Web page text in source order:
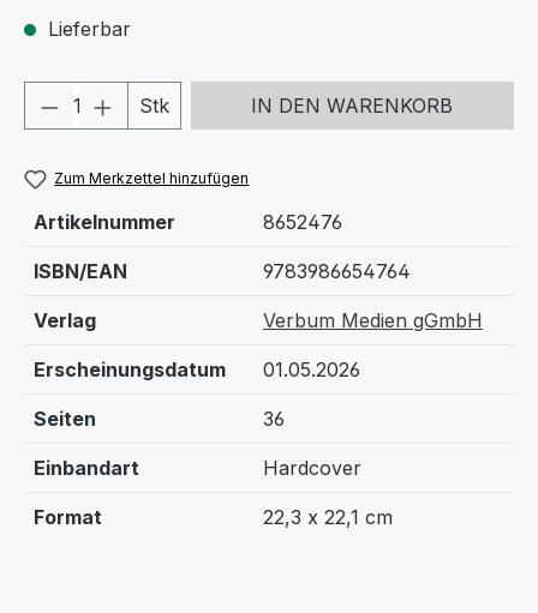
Lieferbar
Produkt Anzahl: Gib den
Stk IN DEN WARENKORB
Zum Merkzettel hinzufügen
Artikelnummer 8652476
ISBN/EAN 9783986654764
Verlag Verbum Medien gGmbH
Erscheinungsdatum 01.05.2026
Seiten 36
Einbandart Hardcover
Format 22,3 x 22,1 cm